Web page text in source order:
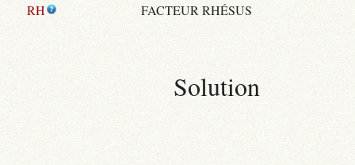
RH FACTEUR RHÉSUS
Solution